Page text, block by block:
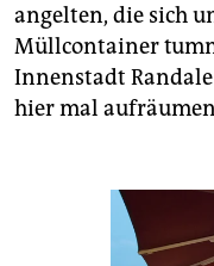
angelten, die sich
Müllcontainer
Innenstadt
hier mal